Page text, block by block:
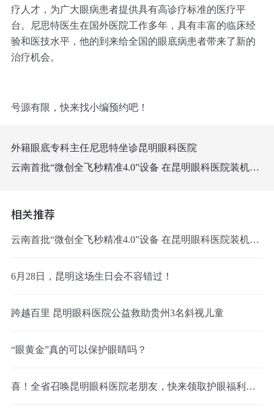
疗人才，为广大眼病患者提供具有高诊疗标准的医疗平
台。尼思特医生在国外医院工作多年，具有丰富的临床经
验和医技水平，他的到来给全国的眼底病患者带来了新的
治疗机会。
号源有限，快来找小编预约吧！
外籍眼底专科主任尼思特坐诊昆明眼科医院
云南首批“微创全飞秒精准4.0”设备 在昆明眼科医院装机成功
相关推荐
云南首批“微创全飞秒精准4.0”设备 在昆明眼科医院装机成功
6月28日，昆明这场生日会不容错过！
跨越百里 昆明眼科医院公益救助贵州3名斜视儿童
“眼黄金”真的可以保护眼睛吗？
喜！全省召唤昆明眼科医院老朋友，快来领取护眼福利啦！